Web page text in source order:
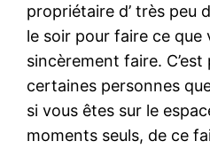
propriétaire d’ très peu
le soir pour faire ce que
sincèrement faire.
certaines personnes
si vous êtes sur le
moments seuls, de ce